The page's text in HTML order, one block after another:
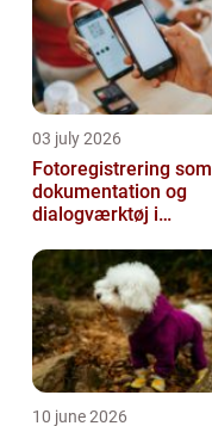
03 july 2026
Fotoregistrering som
dokumentation og
dialogværktøj i
10 june 2026